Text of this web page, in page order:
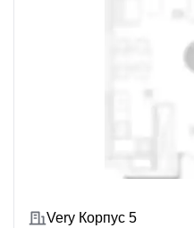
Very Корпус 5